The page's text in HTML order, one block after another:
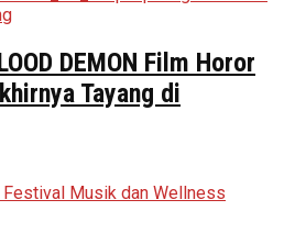
DEMON Film Horor
Tayang di